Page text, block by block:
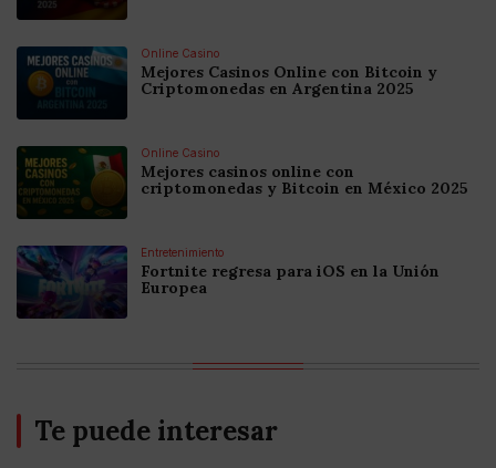
Online Casino
Mejores Casinos Online con Bitcoin y
Criptomonedas en Argentina 2025
Online Casino
Mejores casinos online con
criptomonedas y Bitcoin en México 2025
Entretenimiento
Fortnite regresa para iOS en la Unión
Europea
Te puede interesar